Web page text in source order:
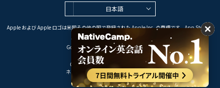
日本語
Apple および Apple ロゴは米国その他の国で登録された Apple Inc. の商標です。App Store は
Apple Inc. のサービスマークです。
Google Play は Google LLC の商標です。
Copyright © 2026 オンライン英会話
ネイティブキャンプ All Rights Reserved.